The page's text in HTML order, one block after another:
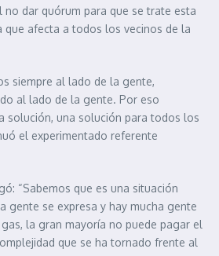
no dar quórum para que se trate esta
que afecta a todos los vecinos de la
siempre al lado de la gente,
al lado de la gente. Por eso
solución, una solución para todos los
el experimentado referente
“Sabemos que es una situación
gente se expresa y hay mucha gente
la gran mayoría no puede pagar el
que se ha tornado frente al